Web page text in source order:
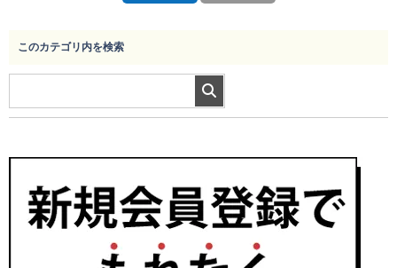
このカテゴリ内を検索